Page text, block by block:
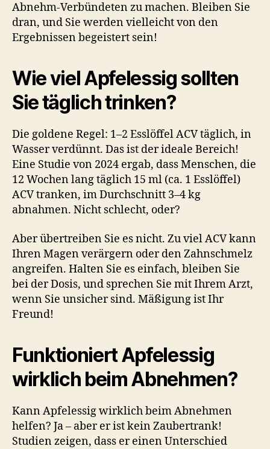
Abnehm-Verbündeten zu machen. Bleiben Sie
dran, und Sie werden vielleicht von den
Ergebnissen begeistert sein!
Wie viel Apfelessig sollten
Sie täglich trinken?
Die goldene Regel: 1–2 Esslöffel ACV täglich, in
Wasser verdünnt. Das ist der ideale Bereich!
Eine Studie von 2024 ergab, dass Menschen, die
12 Wochen lang täglich 15 ml (ca. 1 Esslöffel)
ACV tranken, im Durchschnitt 3–4 kg
abnahmen. Nicht schlecht, oder?
Aber übertreiben Sie es nicht. Zu viel ACV kann
Ihren Magen verärgern oder den Zahnschmelz
angreifen. Halten Sie es einfach, bleiben Sie
bei der Dosis, und sprechen Sie mit Ihrem Arzt,
wenn Sie unsicher sind. Mäßigung ist Ihr
Freund!
Funktioniert Apfelessig
wirklich beim Abnehmen?
Kann Apfelessig wirklich beim Abnehmen
helfen? Ja – aber er ist kein Zaubertrank!
Studien zeigen, dass er einen Unterschied